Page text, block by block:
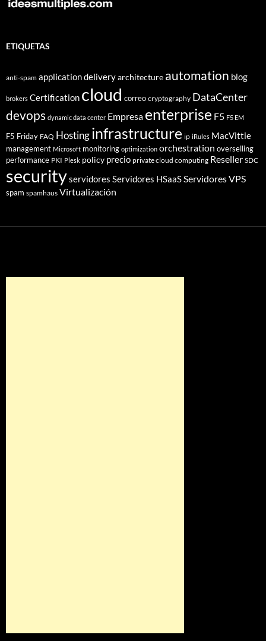
ETIQUETAS
anti-spam application deliveryarchitecture automation blog
brokers Certification cloud correo cryptography DataCenter
devops dynamic data center Empresa enterprise F5 F5 EM
F5 Friday FAQ Hostinginfrastructure ip iRules MacVittie
management Microsoft monitoring optimization orchestration overselling
performance PKI Plesk policy precio private cloud computing Reseller SDC
securityservidores Servidores HSaaSServidores VPS
spam spamhaus Virtualización